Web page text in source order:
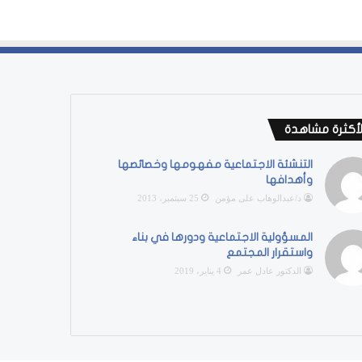
مشاهدة
التنشئة الاجتماعية مفهومها وخصائصها
وأهدافها
د/عبدالوهاب على مؤمن 25 سبتمبر، 2013
المسؤولية الاجتماعية ودورها في بناء
واستقرار المجتمع
الدكتور عادل عمر 4 يناير، 2019